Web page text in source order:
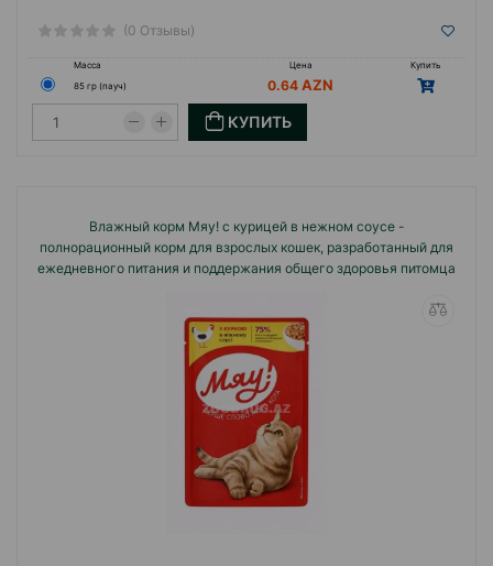
(0 Отзывы)
Масса Цена
Купить
85 гр (пауч)
0.64
КУПИТЬ
Влажный корм Мяу! с курицей в нежном соусе -
полнорационный корм для взрослых кошек, разработанный для
ежедневного питания и поддержания общего здоровья питомца